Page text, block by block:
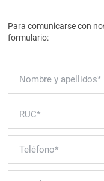
Para comunicarse con
formulario: